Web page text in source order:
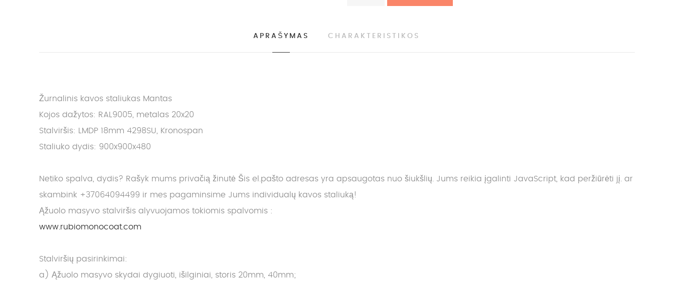
APRAŠYMAS CHARAKTERISTIKOS
Žurnalinis kavos staliukas Mantas
Kojos dažytos: RAL9005, metalas 20x20
Stalviršis: LMDP 18mm 4298SU, Kronospan
Staliuko dydis: 900x900x480
Netiko spalva, dydis? Rašyk mums privačią žinutė Šis el.pašto adresas yra apsaugotas nuo šiukšlių. Jums reikia įgalinti JavaScript, kad peržiūrėti jį. ar
skambink +37064094499 ir mes pagaminsime Jums individualų kavos staliuką!
Ąžuolo masyvo stalviršis alyvuojamos tokiomis spalvomis :
www.rubiomonocoat.com
Stalviršių pasirinkimai:
a) Ąžuolo masyvo skydai dygiuoti, išilginiai, storis 20mm, 40mm;